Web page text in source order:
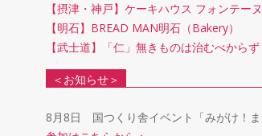
【摂津・神戸】ケーキハウス フォンテー
【明石】BREAD MAN明石（Bakery）
【武士道】「仁」無きものは治むべからず
＜お知らせ＞
8月8日 国つくり舎イベント「みがけ！